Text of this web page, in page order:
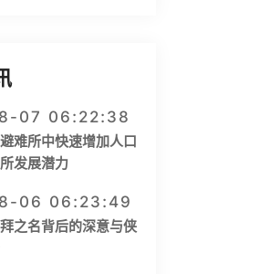
07 06:22:38
难所中快速增加人口
发展潜力
06 06:23:49
之名背后的深意与侠